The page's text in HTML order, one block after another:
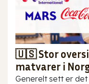
🇺🇸 Stor
matvarer i
Generelt sett er